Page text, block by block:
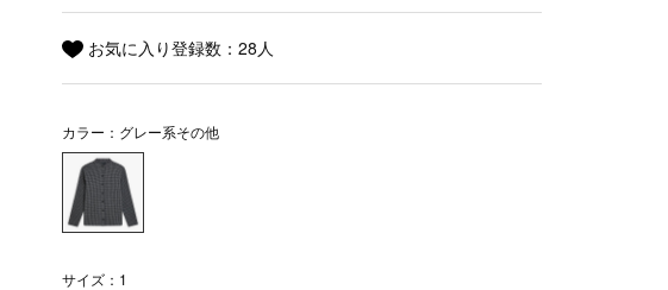
お気に入り登録数：28人
カラー：グレー系その他
サイズ：1